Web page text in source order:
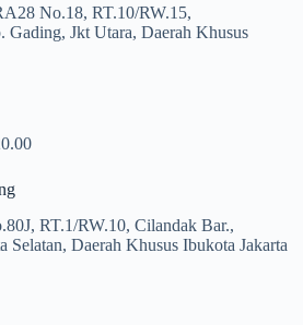
No.18, RT.10/RW.15,
Gading, Jkt Utara, Daerah Khusus
RT.1/RW.10, Cilandak Bar.,
Selatan, Daerah Khusus Ibukota Jakarta